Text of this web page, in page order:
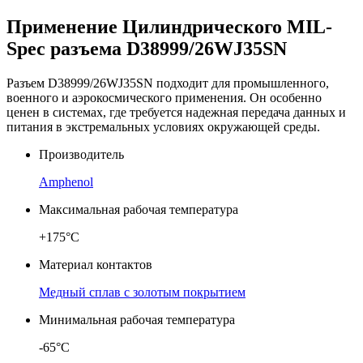
Применение Цилиндрического MIL-
Spec разъема D38999/26WJ35SN
Разъем D38999/26WJ35SN подходит для промышленного,
военного и аэрокосмического применения. Он особенно
ценен в системах, где требуется надежная передача данных и
питания в экстремальных условиях окружающей среды.
Производитель
Amphenol
Максимальная рабочая температура
+175°C
Материал контактов
Медный сплав с золотым покрытием
Минимальная рабочая температура
-65°C